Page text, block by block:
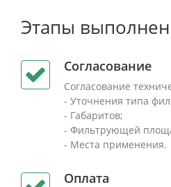
Этапы
Согласование
Согласование
- Уточнения типа
- Габаритов;
- Фильтрующей
- Места применения.
Оплата